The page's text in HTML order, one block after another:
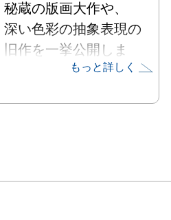
秘蔵の版画大作や、
深い色彩の抽象表現の
旧作を一挙公開しま
もっと詳しく